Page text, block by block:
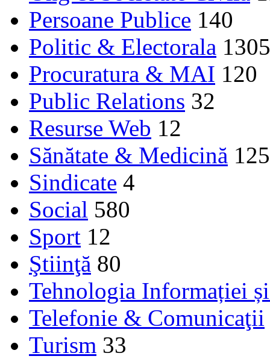
Persoane Publice 140
Politic & Electorala 1305
Procuratura & MAI 120
Public Relations 32
Resurse Web 12
Sănătate & Medicină 125
Sindicate 4
Social 580
Sport 12
Ştiinţă 80
Tehnologia Informației
Telefonie & Comunicaţii
Turism 33